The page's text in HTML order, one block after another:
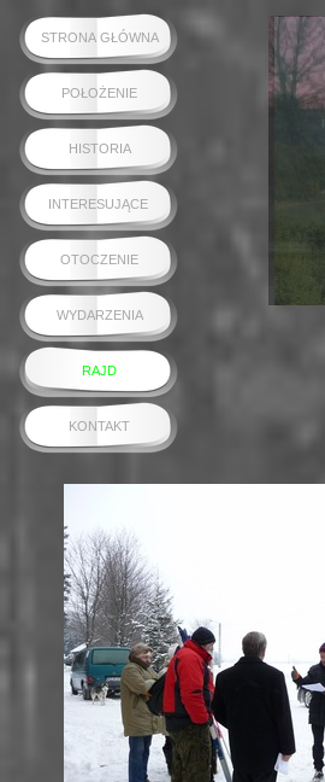
STRONA GŁÓWNA
POŁOŻENIE
HISTORIA
INTERESUJĄCE
OTOCZENIE
WYDARZENIA
RAJD
KONTAKT